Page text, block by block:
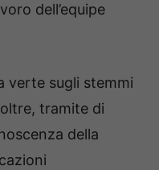
dell’equipe
verte sugli stemmi
tramite di
della